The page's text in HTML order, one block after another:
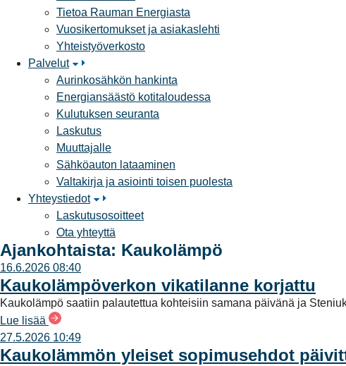
Tietoa Rauman Energiasta
Vuosikertomukset ja asiakaslehti
Yhteistyöverkosto
Palvelut
Aurinkosähkön hankinta
Energiansäästö kotitaloudessa
Kulutuksen seuranta
Laskutus
Muuttajalle
Sähköauton lataaminen
Valtakirja ja asiointi toisen puolesta
Yhteystiedot
Laskutusosoitteet
Ota yhteyttä
Ajankohtaista: Kaukolämpö
16.6.2026 08:40
Kaukolämpöverkon vikatilanne korjattu
Kaukolämpö saatiin palautettua kohteisiin samana päivänä ja
Lue lisää
27.5.2026 10:49
Kaukolämmön yleiset sopimusehdot